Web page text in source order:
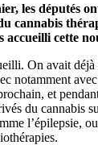
les députés
cannabis
accueilli cette
On avait
notamment
et
du cannabis
l’épilepsie,